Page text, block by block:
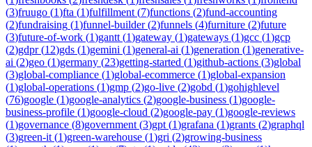
(3)fruugo (1)fta (1)fulfillment (7)functions (2)fund-accounting
(2)fundraising (1)funnel-builder(2)funnels (4)furniture (2)future
(3)future-of-work (1)gantt (1)gateway (1)gateways (1)gcc (1)gcp
(2)gdpr(12)gds (1)gemini (1)general-ai (1)generation (1)generative-
ai (2)geo (1)germany (23)getting-started (1)github-actions (3)global
(3)global-compliance (1)global-ecommerce (1)global-expansion
(1)global-operations (1)gmp (2)go-live (2)gobd (1)gohighlevel
(76)google (1)google-analytics (2)google-business (1)google-
business-profile (1)google-cloud (2)google-pay (1)google-reviews
(1)governance (8)government (3)gpt (1)grafana (1)grants (2)graphql
(3)green-it (1)green-warehouse (1)gri (2)growing-business